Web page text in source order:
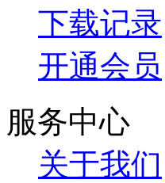
下载记录
开通会员
服务中心
关于我们